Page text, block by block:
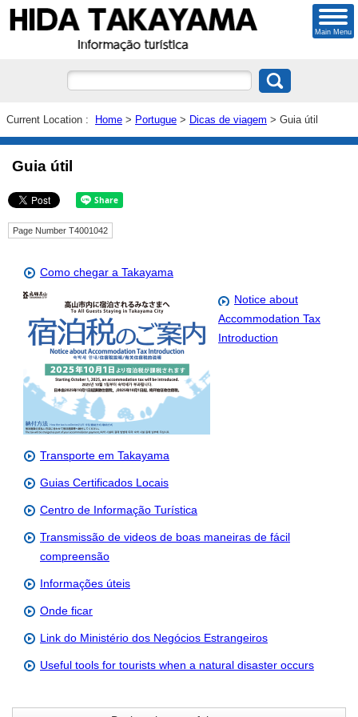
Main Menu
Current Location : Home > Portugue > Dicas de viagem > Guia útil
Guia útil
Page Number T4001042
Como chegar a Takayama
Notice about
Accommodation Tax
Introduction
Transporte em Takayama
Guias Certificados Locais
Centro de Informação Turística
Transmissão de videos de boas maneiras de fácil
compreensão
Informações úteis
Onde ficar
Link do Ministério dos Negócios Estrangeiros
Useful tools for tourists when a natural disaster occurs